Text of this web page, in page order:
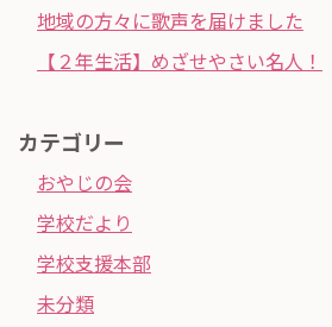
地域の方々に歌声を届けました
【２年生活】めざせやさい名人！
カテゴリー
おやじの会
学校だより
学校支援本部
未分類